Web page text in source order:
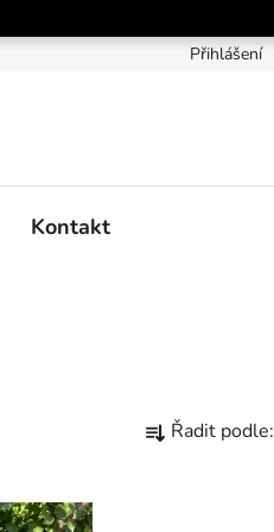
Přihlášení
Kontakt
a Řadit podle: